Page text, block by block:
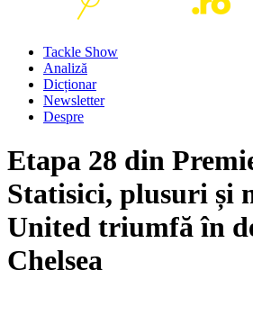
Tackle Show
Analiză
Dicționar
Newsletter
Despre
Etapa 28 din
Statisici, plusuri și
United triumfă în
Chelsea